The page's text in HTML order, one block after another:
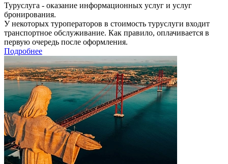
Туруслуга - оказание информационных услуг и услуг
бронирования.
У некоторых туроператоров в стоимость туруслуги входит
транспортное обслуживание. Как правило, оплачивается в
первую очередь после оформления.
Подробнее